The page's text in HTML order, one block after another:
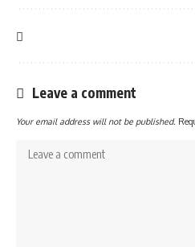
Leave a comment
Your email address will not be published.